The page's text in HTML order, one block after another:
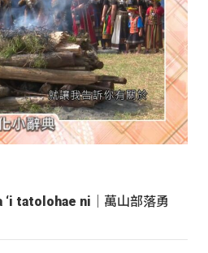
‘i tatolohae ni｜萬山部落勇